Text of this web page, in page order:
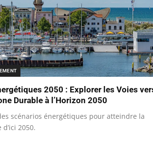
2050 : Explorer les Voies
Durable à l’Horizon 2050
scénarios énergétiques pour atteindre la
2050.